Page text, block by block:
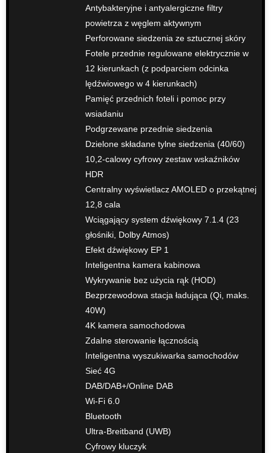
Antybakteryjne i antyalergiczne filtry
powietrza z węglem aktywnym
Perforowane siedzenia ze sztucznej skóry
Fotele przednie regulowane elektrycznie w
12 kierunkach (z podparciem odcinka
lędźwiowego w 4 kierunkach)
Pamięć przednich foteli i pomoc przy
wsiadaniu
Podgrzewane przednie siedzenia
Dzielone składane tylne siedzenia (40/60)
10,2-calowy cyfrowy zestaw wskaźników
HDR
Centralny wyświetlacz AMOLED o przekątnej
12,8 cala
Wciągający system dźwiękowy 7.1.4 (23
głośniki, Dolby Atmos)
Efekt dźwiękowy EP 1
Inteligentna kamera kabinowa
Wykrywanie bez użycia rąk (HOD)
Bezprzewodowa stacja ładująca (Qi, maks.
40W)
4K kamera samochodowa
Zdalne sterowanie łącznością
Inteligentna wyszukiwarka samochodów
Sieć 4G
DAB/DAB+/Online DAB
Wi-Fi 6.0
Bluetooth
Ultra-Breitband (UWB)
Cyfrowy kluczyk